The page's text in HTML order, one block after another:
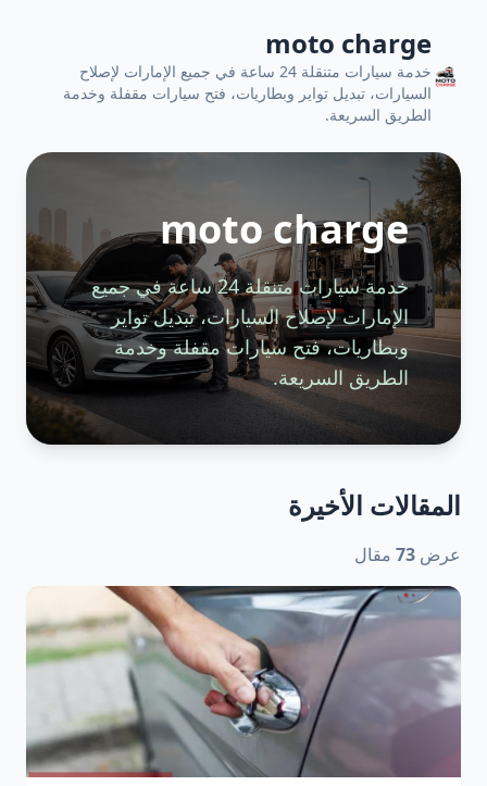
moto charge
خدمة سيارات متنقلة 24 ساعة في جميع الإمارات لإصلاح
السيارات، تبديل تواير وبطاريات، فتح سيارات مقفلة وخدمة
الطريق السريعة.
moto charge
خدمة سيارات متنقلة 24 ساعة في جميع
الإمارات لإصلاح السيارات، تبديل تواير
وبطاريات، فتح سيارات مقفلة وخدمة
الطريق السريعة.
المقالات الأخيرة
عرض 73 مقال